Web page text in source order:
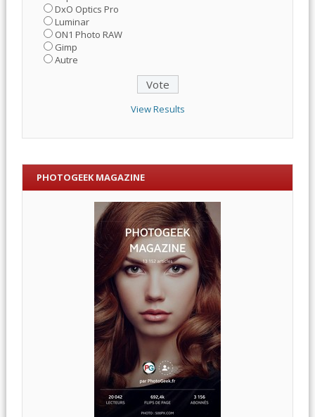
DxO Optics Pro
Luminar
ON1 Photo RAW
Gimp
Autre
View Results
PHOTOGEEK MAGAZINE